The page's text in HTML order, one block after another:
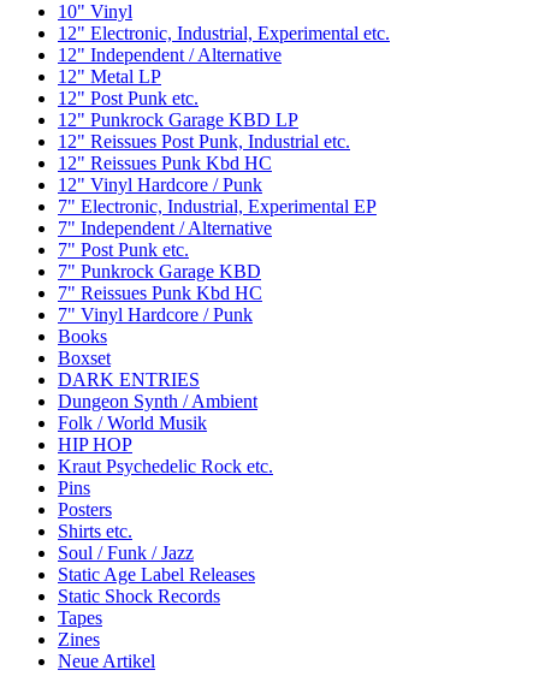
10" Vinyl
12" Electronic, Industrial, Experimental etc.
12" Independent / Alternative
12" Metal LP
12" Post Punk etc.
12" Punkrock Garage KBD LP
12" Reissues Post Punk, Industrial etc.
12" Reissues Punk Kbd HC
12" Vinyl Hardcore / Punk
7" Electronic, Industrial, Experimental EP
7" Independent / Alternative
7" Post Punk etc.
7" Punkrock Garage KBD
7" Reissues Punk Kbd HC
7" Vinyl Hardcore / Punk
Books
Boxset
DARK ENTRIES
Dungeon Synth / Ambient
Folk / World Musik
HIP HOP
Kraut Psychedelic Rock etc.
Pins
Posters
Shirts etc.
Soul / Funk / Jazz
Static Age Label Releases
Static Shock Records
Tapes
Zines
Neue Artikel